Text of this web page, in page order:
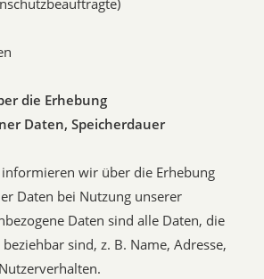
die Erhebung
Daten, Speicherdauer
wir über die Erhebung
Daten bei Nutzung unserer
Daten sind alle Daten, die
sind, z. B. Name, Adresse,